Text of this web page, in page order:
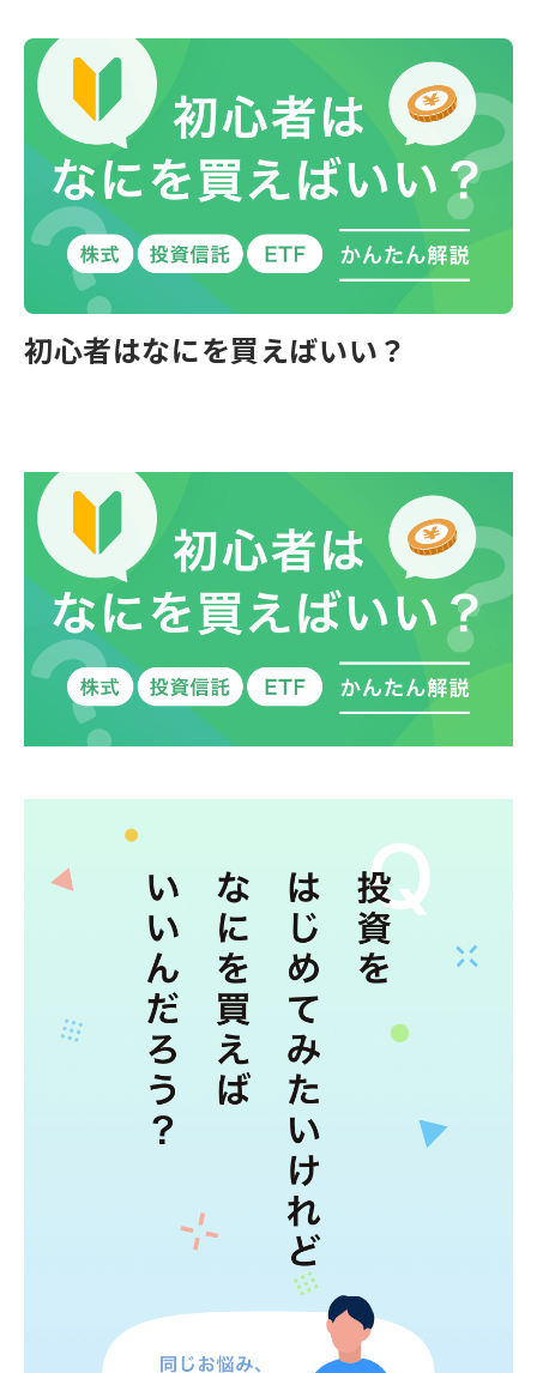
初心者はなにを買えばいい？